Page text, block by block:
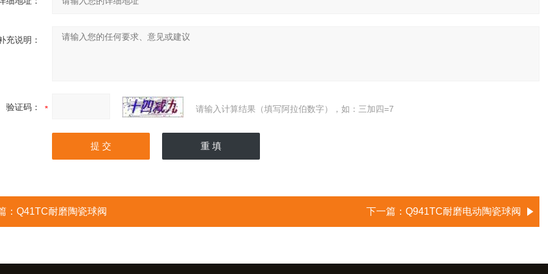
充说明：
验证码： 请输入计算结果（填写阿拉伯数字），如：三加四=7
： Q41TC耐磨陶瓷球阀 下一篇： Q941TC耐磨电动陶瓷球阀